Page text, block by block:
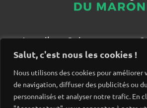
Salut, c'est nous les cookies !
Nous utilisons des cookies pour améliorer
de navigation, diffuser des publicités ou
personnalisés et analyser notre trafic. En
Accueil Qui sommes nous ?
Contact